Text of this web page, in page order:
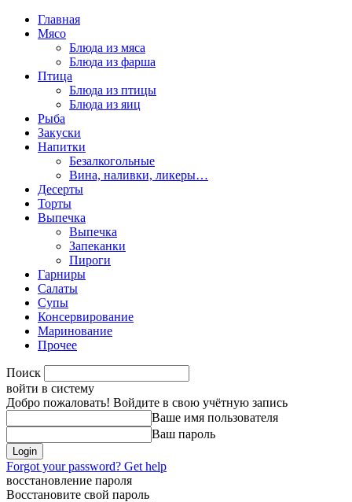
Главная
Мясо
Блюда из мяса
Блюда из фарша
Птица
Блюда из птицы
Блюда из яиц
Рыба
Закуски
Напитки
Безалкогольные
Вина, наливки, ликеры…
Десерты
Торты
Выпечка
Выпечка
Запеканки
Пироги
Гарниры
Салаты
Супы
Консервирование
Маринование
Прочее
Поиск
войти в систему
Добро пожаловать! Войдите в свою учётную запись
Ваше имя пользователя
Ваш пароль
Forgot your password? Get help
восстановление пароля
Восстановите свой пароль